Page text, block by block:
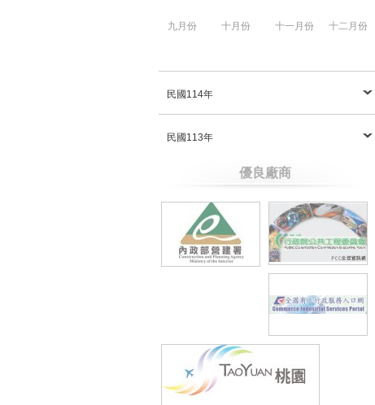
九月份 十月份 十一月份 十二月份
民國114年
民國113年
優良廠商